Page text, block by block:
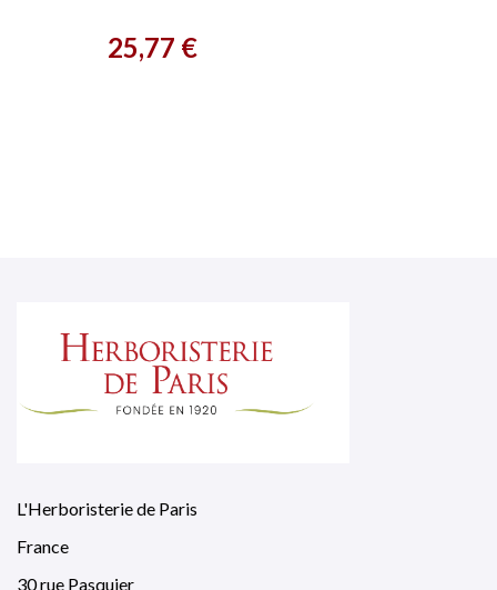
Prix
25,77 €
L'Herboristerie de Paris
France
30 rue Pasquier